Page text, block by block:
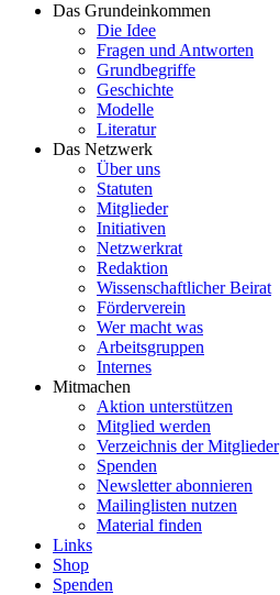
Das Grundeinkommen
Die Idee
Fragen und Antworten
Grundbegriffe
Geschichte
Modelle
Literatur
Das Netzwerk
Über uns
Statuten
Mitglieder
Initiativen
Netzwerkrat
Redaktion
Wissenschaftlicher Beirat
Förderverein
Wer macht was
Arbeitsgruppen
Internes
Mitmachen
Aktion unterstützen
Mitglied werden
Verzeichnis der Mitglieder
Spenden
Newsletter abonnieren
Mailinglisten nutzen
Material finden
Links
Shop
Spenden